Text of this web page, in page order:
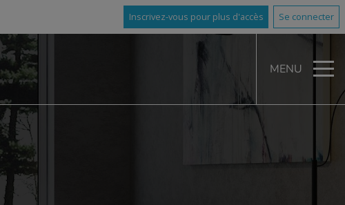
Inscrivez-vous pour plus d'accès Se connecter
MENU